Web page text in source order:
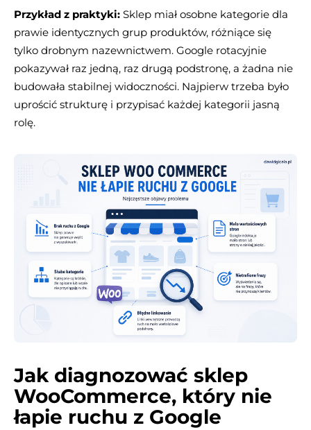
Przykład z praktyki: Sklep miał osobne kategorie dla
prawie identycznych grup produktów, różniące się
tylko drobnym nazewnictwem. Google rotacyjnie
pokazywał raz jedną, raz drugą podstronę, a żadna nie
budowała stabilnej widoczności. Najpierw trzeba było
uprościć strukturę i przypisać każdej kategorii jasną
rolę.
Jak diagnozować sklep
WooCommerce, który nie
łapie ruchu z Google